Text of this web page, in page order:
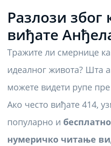
Разлози због
виђате
Тражите ли смернице
идеалног живота? Шта
можете видети рупе
Ако често виђате 414,
популарно и
нумеричко читање